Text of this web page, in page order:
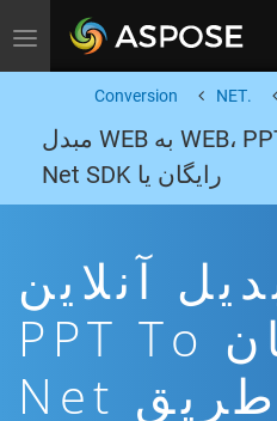
Toggle navigation
.NET
Conversion
تبدیل پاورپوینت بهWEB، PPT به WEB مبدل
رایگان یا Net SDK
آنلاین
رایگان PPT To